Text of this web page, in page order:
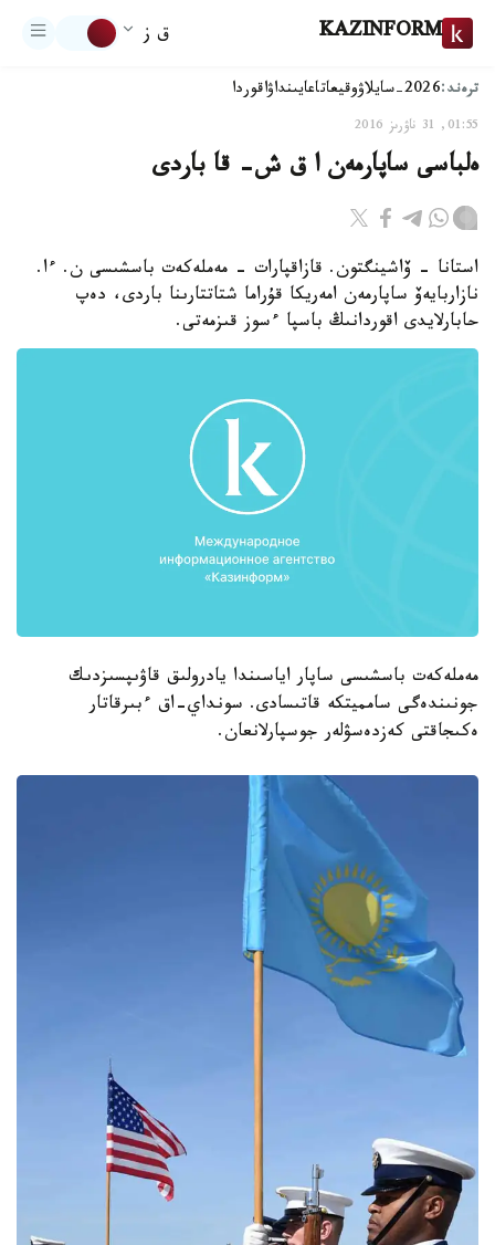
KAZINFORM ق ز
ترەند:2026-سايلاۋ وقيعاتاعايىنداۋاقوردا
01:55, 31 ناۋرىز 2016
ەلباسى ساپارمەن ا ق ش- قا باردى
استانا - ۆاشينگتون. قازاقپارات - مەملەكەت باسشىسى ن. ءا.
نازاربايەۆ ساپارمەن امەريكا قۇراما شتاتتارىنا باردى، دەپ
حابارلايدى اقوردانىڭ باسپا ءسوز قىزمەتى.
مەملەكەت باسشىسى ساپار اياسىندا يادرولىق قاۋىپسىزدىك
جونىندەگى سامميتكە قاتىسادى. سونداي-اق ءبىرقاتار
ەكىجاقتى كەزدەسۋلەر جوسپارلانعان.